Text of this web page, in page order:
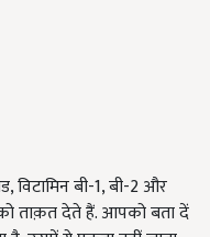
विटामिन बी-1, बी-2 और
ताक़त देते हैं. आपको बता दें